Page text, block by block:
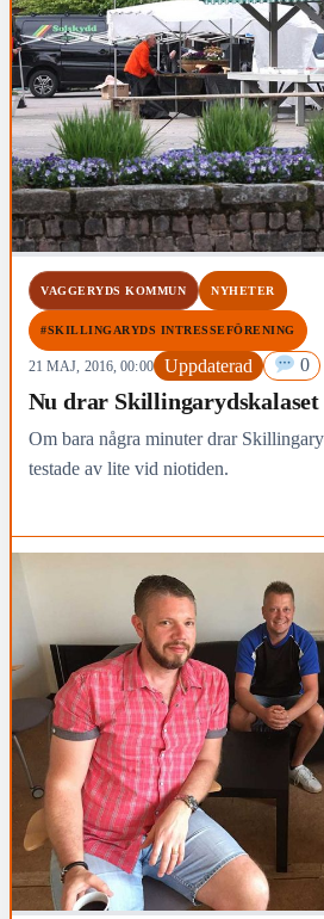
VAGGERYDS KOMMUN NYHETER
#SKILLINGARYDS INTRESSEFÖRENING
21 MAJ, 2016, 00:00 Uppdaterad 0
Nu drar Skillingarydskalaset
Om bara några minuter drar
testade av lite vid niotiden.